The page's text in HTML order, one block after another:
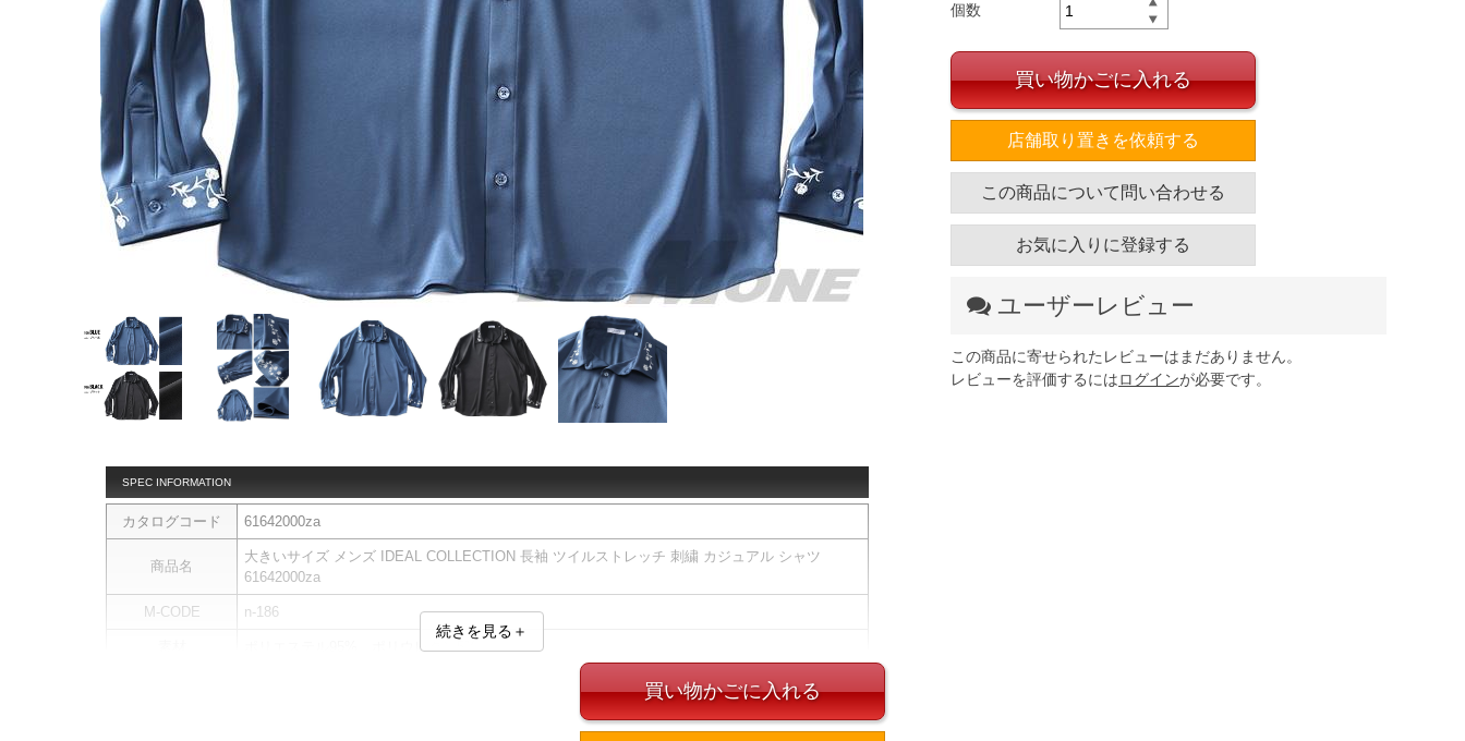
SPEC INFORMATION
カタログコード 61642000za
商品名
大きいサイズ メンズ IDEAL COLLECTION 長袖 ツイルストレッチ 刺繍 カジュアル シャツ
61642000za
M-CODE n-186
ポリエステル95%、ポリウレタン5%
続きを見る＋
個数
買い物かごに入れる
店舗取り置きを依頼する
この商品について問い合わせる
お気に入りに登録する
ユーザーレビュー
この商品に寄せられたレビューはまだありません。
レビューを評価するにはログインが必要です。
買い物かごに入れる